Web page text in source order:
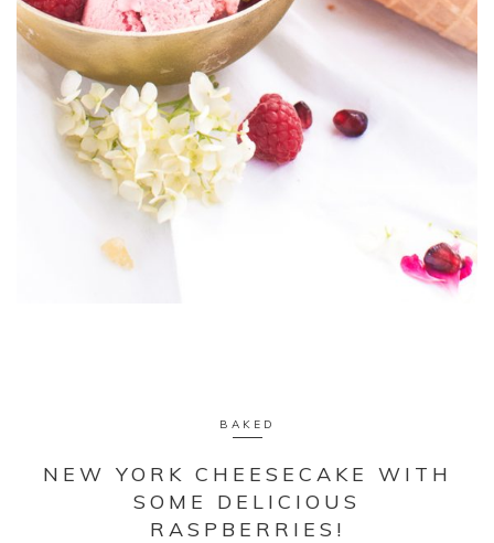
BAKED
NEW YORK CHEESECAKE WITH
SOME DELICIOUS
RASPBERRIES!